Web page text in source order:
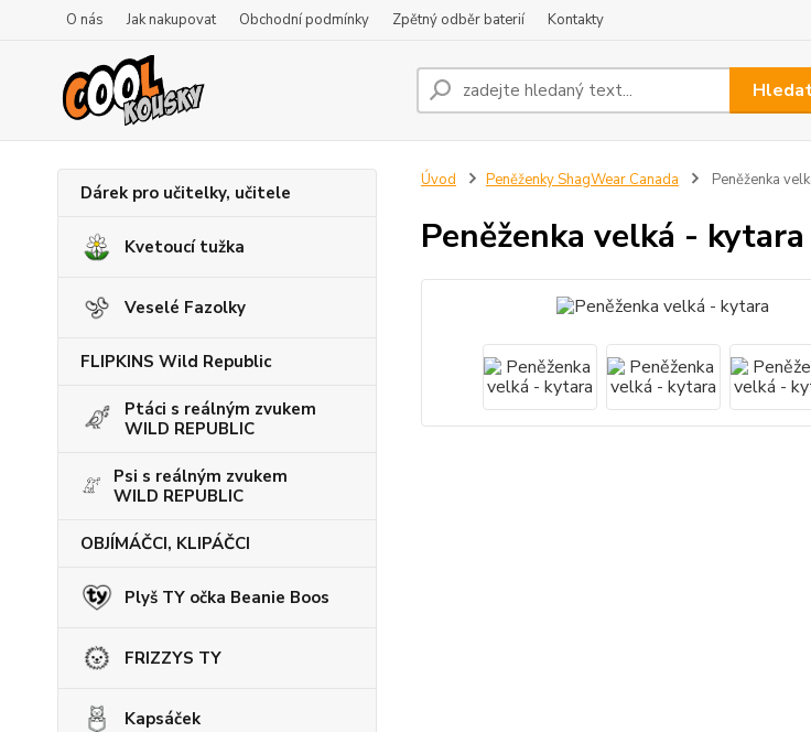
O nás Jak nakupovat Obchodní podmínky Zpětný odběr baterií Kontakty
Dárek pro učitelky, učitele
Kvetoucí tužka
Veselé Fazolky
FLIPKINS Wild Republic
Ptáci s reálným zvukem
WILD REPUBLIC
Psi s reálným zvukem
WILD REPUBLIC
OBJÍMÁČCI, KLIPÁČCI
Plyš TY očka Beanie Boos
FRIZZYS TY
Kapsáček
Úvod Peněženky ShagWear Canada Peněženka
Peněženka velká - kytara